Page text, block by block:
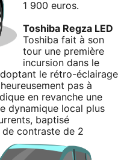
1 900 euros.
Toshiba Regza LED
Toshiba fait à son
tour une première
incursion dans le
le rétro-éclairage
pas à
en revanche une
dynamique local plus
baptisé
de contraste de 2